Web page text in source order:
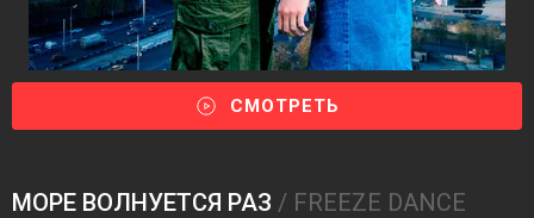
СМОТРЕТЬ
МОРЕ ВОЛНУЕТСЯ РАЗ / FREEZE DANCE